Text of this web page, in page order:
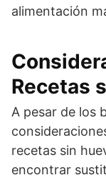
alimentación
Recetas
A pesar de los
recetas sin
encontrar